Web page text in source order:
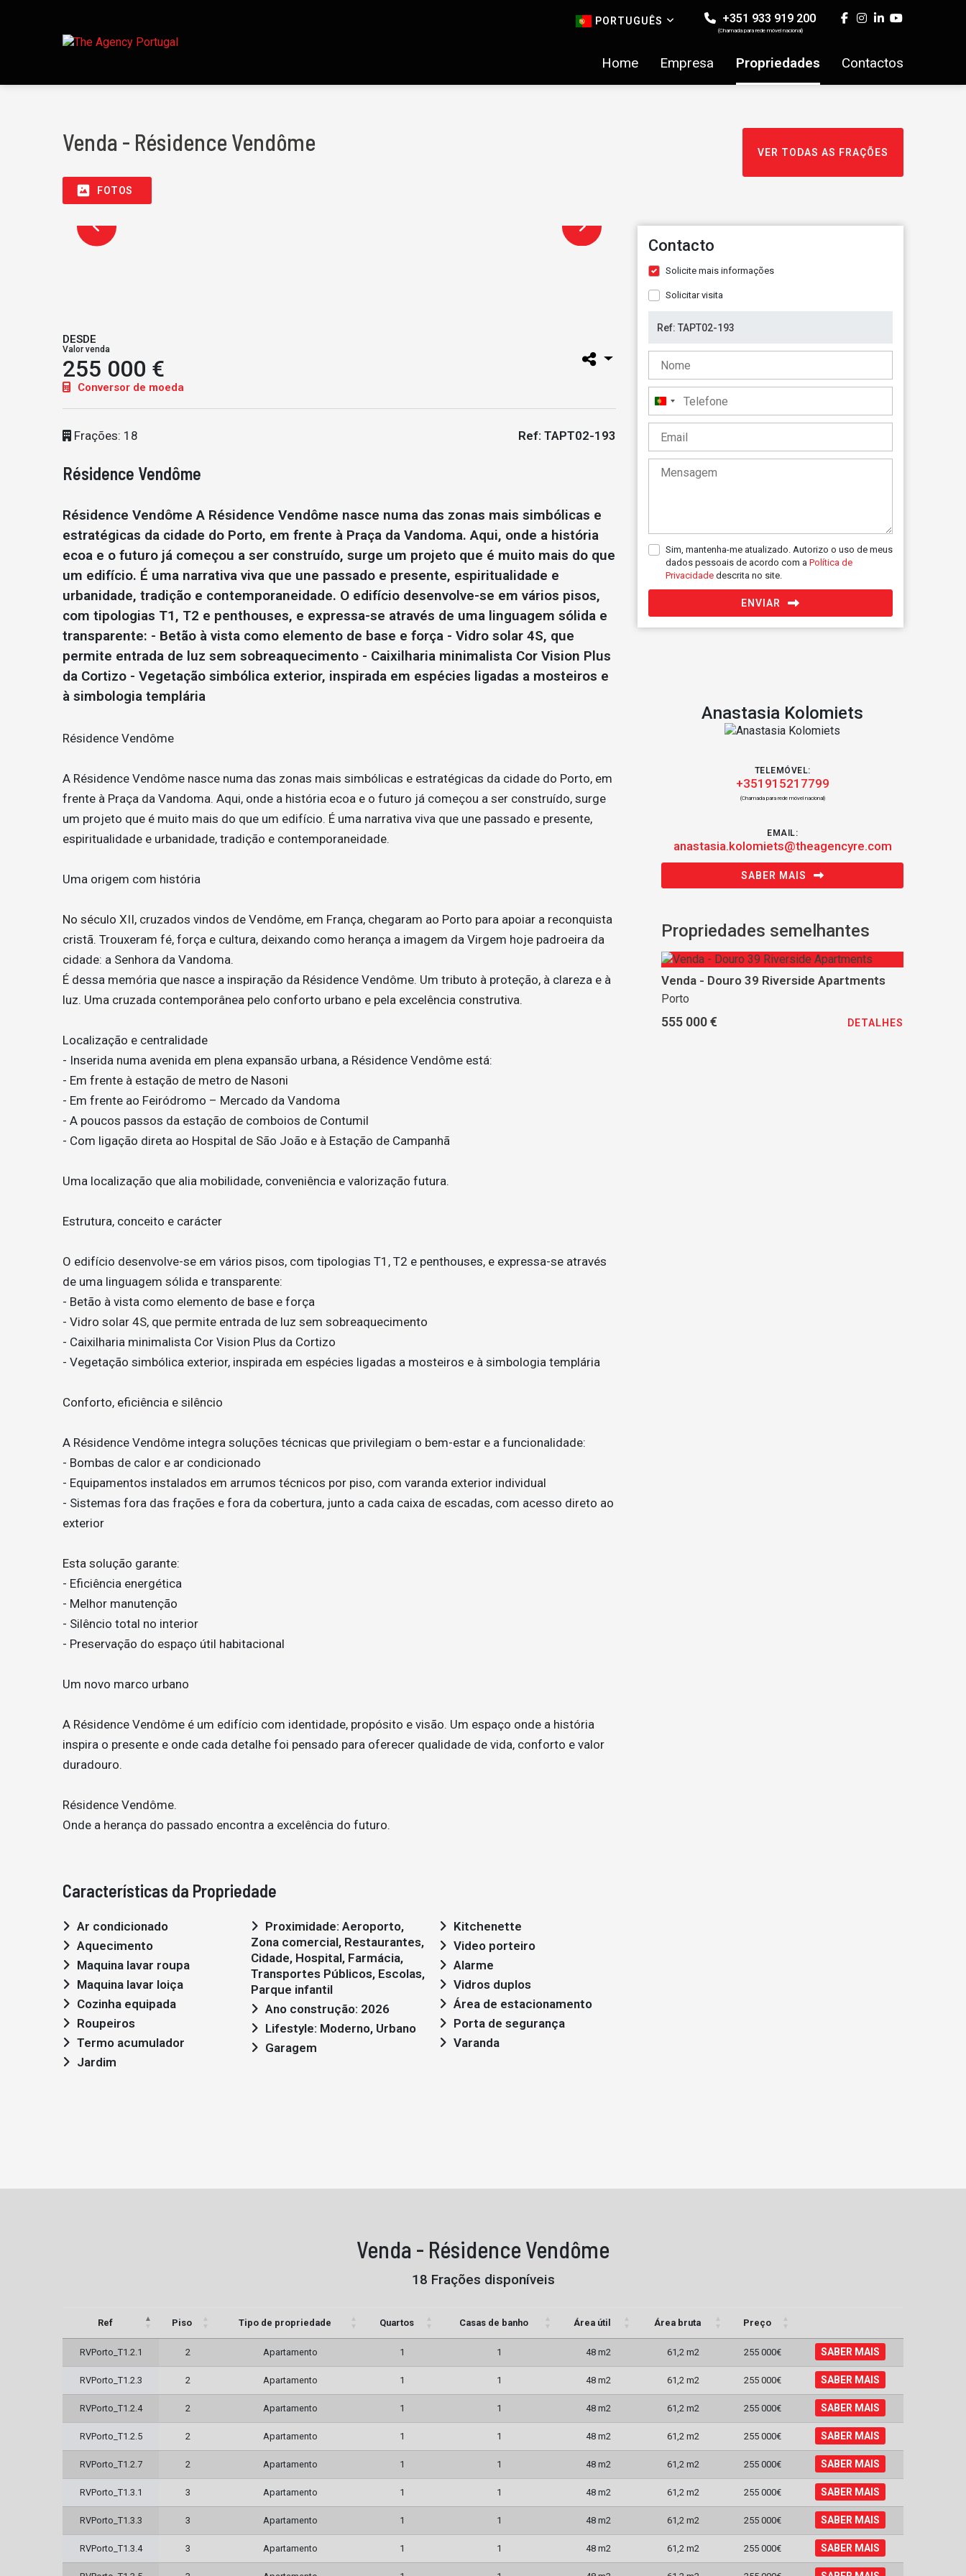
PORTUGUÊS +351 933 919 200
(Chamada para rede móvel nacional)
Home Empresa Propriedades Contactos
Venda - Résidence Vendôme VER TODAS AS FRAÇÕES
FOTOS
DESDE
Valor venda
255 000 €
Conversor de moeda
Frações: 18 Ref: TAPT02-193
Résidence Vendôme
Résidence Vendôme A Résidence Vendôme nasce numa das zonas mais simbólicas e
estratégicas da cidade do Porto, em frente à Praça da Vandoma. Aqui, onde a história
ecoa e o futuro já começou a ser construído, surge um projeto que é muito mais do que
um edifício. É uma narrativa viva que une passado e presente, espiritualidade e
urbanidade, tradição e contemporaneidade. O edifício desenvolve-se em vários pisos,
com tipologias T1, T2 e penthouses, e expressa-se através de uma linguagem sólida e
transparente: - Betão à vista como elemento de base e força - Vidro solar 4S, que
permite entrada de luz sem sobreaquecimento - Caixilharia minimalista Cor Vision Plus
da Cortizo - Vegetação simbólica exterior, inspirada em espécies ligadas a mosteiros e
à simbologia templária
Résidence Vendôme
A Résidence Vendôme nasce numa das zonas mais simbólicas e estratégicas da cidade do Porto, em
frente à Praça da Vandoma. Aqui, onde a história ecoa e o futuro já começou a ser construído, surge
um projeto que é muito mais do que um edifício. É uma narrativa viva que une passado e presente,
espiritualidade e urbanidade, tradição e contemporaneidade.
Uma origem com história
No século XII, cruzados vindos de Vendôme, em França, chegaram ao Porto para apoiar a reconquista
cristã. Trouxeram fé, força e cultura, deixando como herança a imagem da Virgem hoje padroeira da
cidade: a Senhora da Vandoma.
É dessa memória que nasce a inspiração da Résidence Vendôme. Um tributo à proteção, à clareza e à
luz. Uma cruzada contemporânea pelo conforto urbano e pela excelência construtiva.
Localização e centralidade
- Inserida numa avenida em plena expansão urbana, a Résidence Vendôme está:
- Em frente à estação de metro de Nasoni
- Em frente ao Feiródromo – Mercado da Vandoma
- A poucos passos da estação de comboios de Contumil
- Com ligação direta ao Hospital de São João e à Estação de Campanhã
Uma localização que alia mobilidade, conveniência e valorização futura.
Estrutura, conceito e carácter
O edifício desenvolve-se em vários pisos, com tipologias T1, T2 e penthouses, e expressa-se através
de uma linguagem sólida e transparente:
- Betão à vista como elemento de base e força
- Vidro solar 4S, que permite entrada de luz sem sobreaquecimento
- Caixilharia minimalista Cor Vision Plus da Cortizo
- Vegetação simbólica exterior, inspirada em espécies ligadas a mosteiros e à simbologia templária
Conforto, eficiência e silêncio
A Résidence Vendôme integra soluções técnicas que privilegiam o bem-estar e a funcionalidade:
- Bombas de calor e ar condicionado
- Equipamentos instalados em arrumos técnicos por piso, com varanda exterior individual
- Sistemas fora das frações e fora da cobertura, junto a cada caixa de escadas, com acesso direto ao
exterior
Esta solução garante:
- Eficiência energética
- Melhor manutenção
- Silêncio total no interior
- Preservação do espaço útil habitacional
Um novo marco urbano
A Résidence Vendôme é um edifício com identidade, propósito e visão. Um espaço onde a história
inspira o presente e onde cada detalhe foi pensado para oferecer qualidade de vida, conforto e valor
duradouro.
Résidence Vendôme.
Onde a herança do passado encontra a excelência do futuro.
Características da Propriedade
Ar condicionado
Aquecimento
Maquina lavar roupa
Maquina lavar loiça
Cozinha equipada
Roupeiros
Termo acumulador
Jardim
Zona comercial, Restaurantes,
Cidade, Hospital, Farmácia,
Transportes Públicos, Escolas,
Parque infantil
Ano construção: 2026
Lifestyle: Moderno, Urbano
Garagem
Kitchenette
Video porteiro
Alarme
Vidros duplos
Área de estacionamento
Porta de segurança
Varanda
Contacto
Solicite mais informações
Solicitar visita
Portugal
+351
Sim, mantenha-me atualizado. Autorizo o uso de meus
dados pessoais de acordo com a Política de
Privacidade descrita no site.
ENVIAR
Anastasia Kolomiets
TELEMÓVEL:
+351915217799
(Chamada para rede móvel nacional)
EMAIL:
anastasia.kolomiets@theagencyre.com
SABER MAIS
Propriedades semelhantes
Venda - Douro 39 Riverside Apartments
Porto
555 000 € DETALHES
Venda - Résidence Vendôme
18 Frações disponíveis
Ref Piso Tipo de propriedade Quartos Casas de banho Área útil Área bruta Preço
RVPorto_T1.2.1 2 Apartamento 1 1 48 m2 61,2 m2 255 000€ SABER MAIS
RVPorto_T1.2.3 2 Apartamento 1 1 48 m2 61,2 m2 255 000€ SABER MAIS
RVPorto_T1.2.4 2 Apartamento 1 1 48 m2 61,2 m2 255 000€ SABER MAIS
RVPorto_T1.2.5 2 Apartamento 1 1 48 m2 61,2 m2 255 000€ SABER MAIS
RVPorto_T1.2.7 2 Apartamento 1 1 48 m2 61,2 m2 255 000€ SABER MAIS
RVPorto_T1.3.1 3 Apartamento 1 1 48 m2 61,2 m2 255 000€ SABER MAIS
RVPorto_T1.3.3 3 Apartamento 1 1 48 m2 61,2 m2 255 000€ SABER MAIS
RVPorto_T1.3.4 3 Apartamento 1 1 48 m2 61,2 m2 255 000€ SABER MAIS